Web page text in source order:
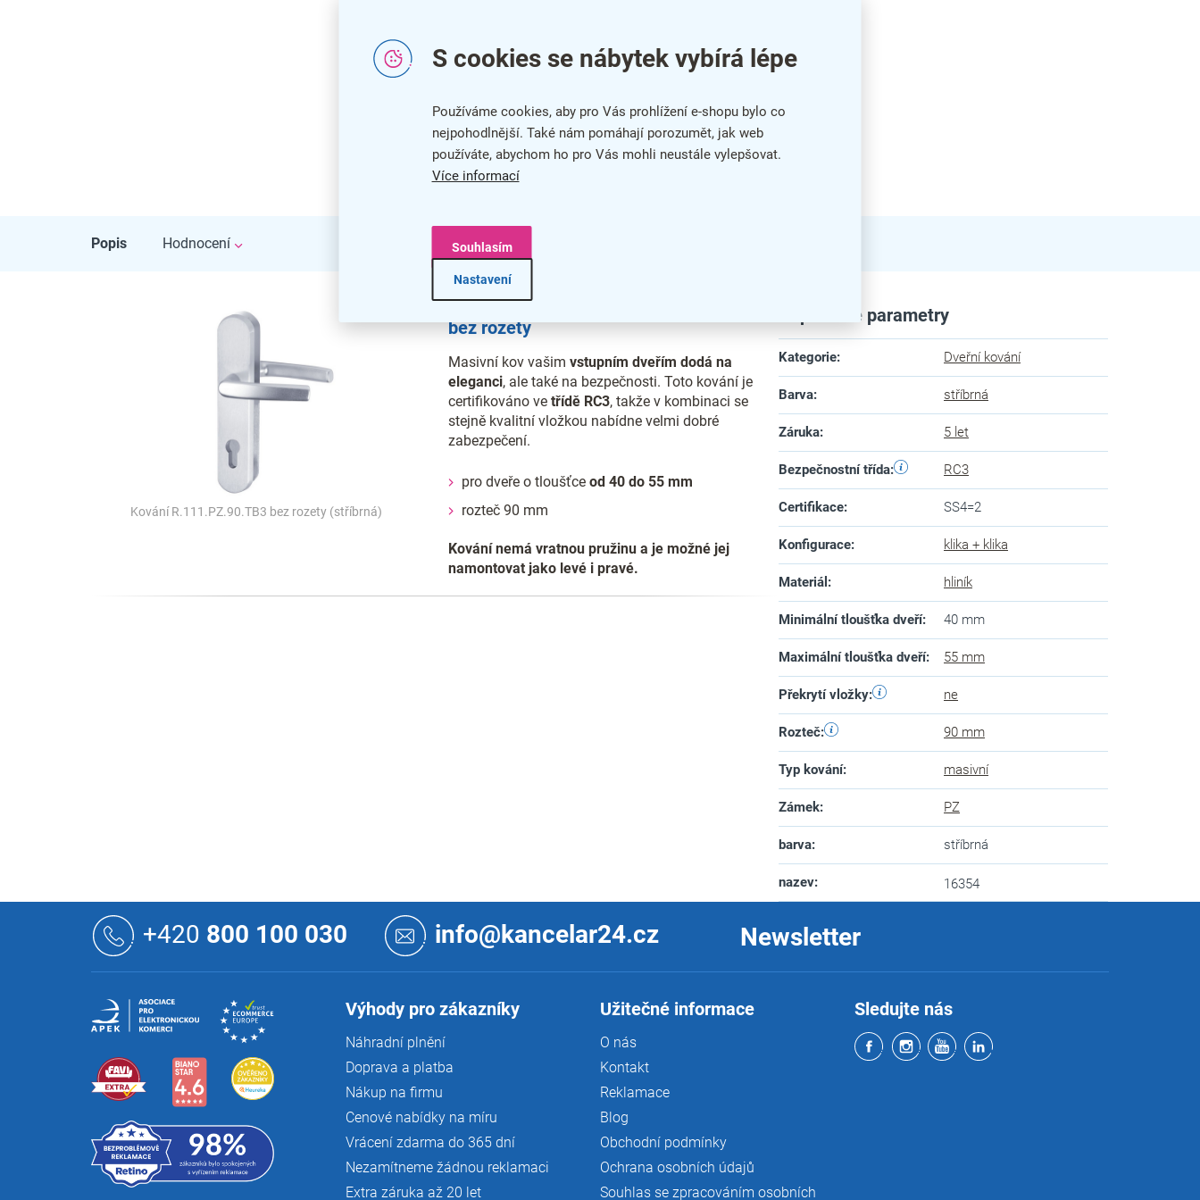
S cookies se nábytek vybírá lépe
Používáme cookies, aby pro Vás prohlížení e-shopu bylo co
nejpohodlnější. Také nám pomáhají porozumět, jak web
používáte, abychom ho pro Vás mohli neustále vylepšovat.
Více informací
Nastavení
Souhlasím
Popis Hodnocení
Kování R.111.PZ.90.TB3 bez rozety (stříbrná)
Bezpečnostní kování R.111.PZ90.TB3 –
bez rozety
Masivní kov vašimvstupním dveřím dodá na
eleganci, ale také na bezpečnosti. Toto kování je
certifikováno vetřídě RC3, takže v kombinaci se
stejně kvalitní vložkou nabídne velmi dobré
zabezpečení.
pro dveře o tloušťceod 40 do 55 mm
rozteč 90 mm
Kování nemá vratnou pružinu a je možné jej
namontovat jako levé i pravé.
Doplňkové parametry
Kategorie: Dveřní kování
Barva: stříbrná
Záruka: 5 let
Bezpečnostní třída: RC3
Certifikace: SS4=2
Konfigurace: klika + klika
Materiál : hliník
Minimální tloušťka dveří: 40 mm
Maximální tloušťka dveří: 55 mm
Překrytí vložky: ne
Rozteč: 90 mm
Typ kování: masivní
Zámek: PZ
barva: stříbrná
nazev: 16354
+420 800 100 030 info@kancelar24.cz Newsletter
Výhody pro zákazníky
Náhradní plnění
Doprava a platba
Nákup na firmu
Cenové nabídky na míru
Vrácení zdarma do 365 dní
Nezamítneme žádnou reklamaci
Extra záruka až 20 let
Užitečné informace
O nás
Kontakt
Reklamace
Blog
Obchodní podmínky
Ochrana osobních údajů
Souhlas se zpracováním osobních
Sledujte nás